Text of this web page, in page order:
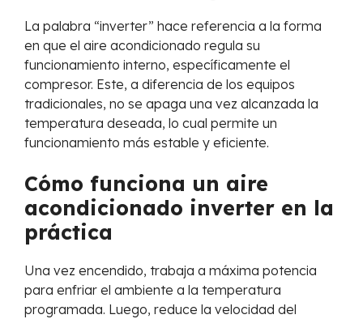
La palabra “inverter” hace referencia a la forma
en que el aire acondicionado regula su
funcionamiento interno, específicamente el
compresor. Este, a diferencia de los equipos
tradicionales, no se apaga una vez alcanzada la
temperatura deseada, lo cual permite un
funcionamiento más estable y eficiente.
Cómo funciona un aire
acondicionado inverter en la
práctica
Una vez encendido, trabaja a máxima potencia
para enfriar el ambiente a la temperatura
programada. Luego, reduce la velocidad del